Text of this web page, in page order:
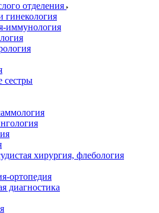
отделения
гинекология
иммунология
сестры
хирургия, флебология
ортопедия
диагностика